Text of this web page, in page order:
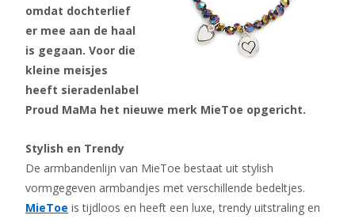
omdat dochterlief
er mee aan de haal
is gegaan. Voor die
kleine meisjes
heeft sieradenlabel
Proud MaMa het nieuwe merk MieToe opgericht.
Stylish en Trendy
De armbandenlijn van MieToe bestaat uit stylish
vormgegeven armbandjes met verschillende bedeltjes.
MieToe is tijdloos en heeft een luxe, trendy uitstraling en